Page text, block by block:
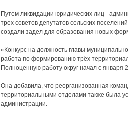
Путем ликвидации юридических лиц -
трех советов депутатов сельских
создали задел для образования новых
«Конкурс на должность главы
работа по формированию трёх
Полноценную работу округ начал с
Она добавила, что реорганизованная
территориальными отделами также была
администрации.